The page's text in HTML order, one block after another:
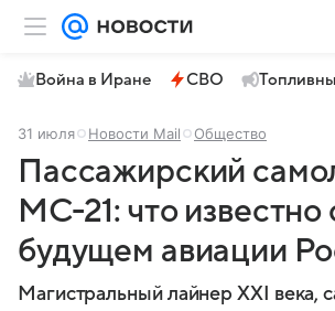
Война в Иране СВО
31 июля Новости Mail Общество
Пассажирский
МС-21: что известно
будущем авиации
Магистральный лайнер XXI века,